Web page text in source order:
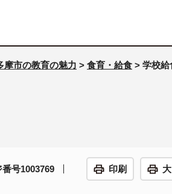
摩市の教育の魅力 > 食育・給食 > 学校給
号1003769 印刷